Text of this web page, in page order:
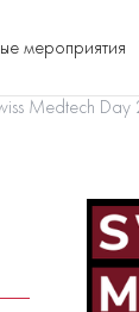
мероприятия
Medtech Day